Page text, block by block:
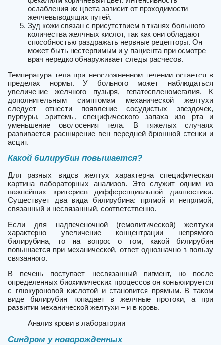
ослабления их цвета зависит от проходимости
желчевыводящих путей.
Зуд кожи связан с присутствием в тканях большого
количества желчных кислот, так как они обладают
способностью раздражать нервные рецепторы. Он
может быть нестерпимым и у пациента при осмотре
врач нередко обнаруживает следы расчесов.
Температура тела при неосложненном течении остается в
пределах нормы. У больного может наблюдаться
увеличение желчного пузыря, гепатоспленомегалия. К
дополнительным симптомам механической желтухи
следует отнести появление сосудистых звездочек,
пурпуры, эритемы, специфического запаха изо рта и
уменьшение оволосения тела. В тяжелых случаях
развивается расширение вен передней брюшной стенки и
асцит.
Какой билирубин повышается?
Для разных видов желтух характерна специфическая
картина лабораторных анализов. Это служит одним из
важнейших критериев дифференциальной диагностики.
Существует два вида билирубина: прямой и непрямой,
связанный и несвязанный, соответственно.
Если для надпеченочной (гемолитической) желтухи
характерно увеличение концентрации непрямого
билирубина, то на вопрос о том, какой билирубин
повышается при механической, ответ однозначно в пользу
связанного.
В печень поступает несвязанный пигмент, но после
определенных биохимических процессов он конъюгируется
с глюкуроновой кислотой и становится прямым. В таком
виде билирубин попадает в желчные протоки, а при
развитии механической желтухи – и в кровь.
Анализ крови в лаборатории
Синдром у новорожденных